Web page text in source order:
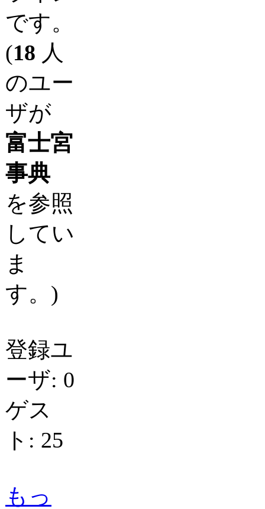
です。
(18 人
のユー
ザが
富士宮
事典
を参照
してい
ま
す。)
登録ユ
ーザ: 0
ゲス
ト: 25
もっ